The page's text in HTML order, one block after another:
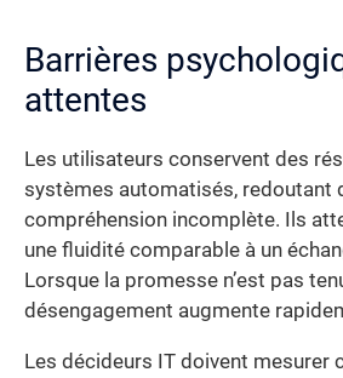
Barrières
attentes
Les utilisateurs conservent des
systèmes automatisés, redoutant
compréhension incomplète. Ils
une fluidité comparable à un
Lorsque la promesse n’est pas
désengagement augmente
Les décideurs IT doivent mesurer